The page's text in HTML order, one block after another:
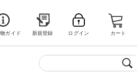
ガイド 新規登録 ログイン カート